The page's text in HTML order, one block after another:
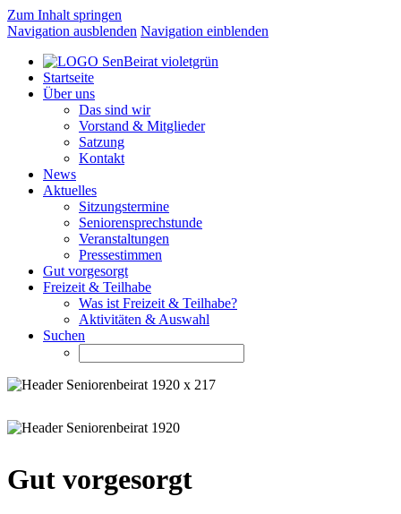
Zum Inhalt springen
Navigation ausblenden Navigation einblenden
Startseite
Über uns
Das sind wir
Vorstand & Mitglieder
Satzung
Kontakt
News
Aktuelles
Sitzungstermine
Seniorensprechstunde
Veranstaltungen
Pressestimmen
Gut vorgesorgt
Freizeit & Teilhabe
Was ist Freizeit & Teilhabe?
Aktivitäten & Auswahl
Suchen
Gut vorgesorgt